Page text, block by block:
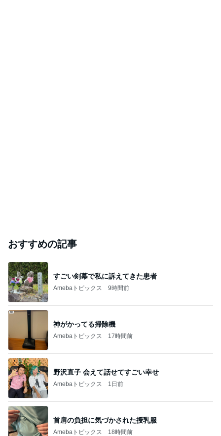
おすすめの記事
すごい剣幕で私に訴えてきた患者
Amebaトピックス 9時間前
神がかってる掃除機
Amebaトピックス 17時間前
野沢直子 会えて話せてすごい幸せ
Amebaトピックス 1日前
首肩の負担に気づかされた授乳服
Amebaトピックス 18時間前